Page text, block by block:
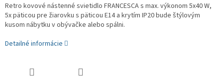
Retro kovové nástenné svietidlo FRANCESCA s max. výkonom 5x40 W,
5x päticou pre žiarovku s päticou E14 a krytím IP20 bude štýlovým
kusom nábytku v obývačke alebo spálni.
Detailné informácie